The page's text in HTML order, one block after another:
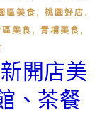
區美食 , 桃園好店 ,
美食 , 青埔美食 ,
開店美
、茶餐